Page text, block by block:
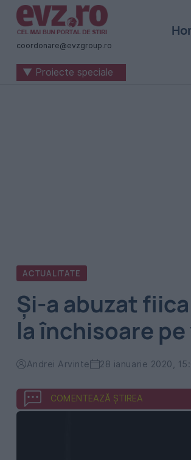
Știri
naționale
internaționale
coordonare@evzgroup.ro
▼ Proiecte speciale
ACTUALITATE
Și-a abuzat
la închisoare
Andrei Arvinte 28 ianuarie 2020,
COMENTEAZĂ ȘTIREA